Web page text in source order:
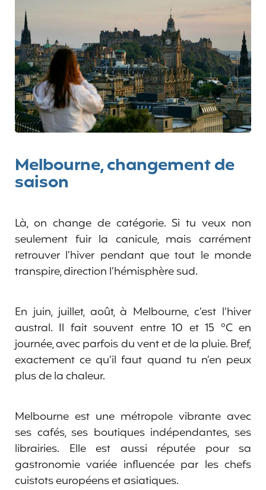
Melbourne, changement de
saison
Là, on change de catégorie. Si tu veux non
seulement fuir la canicule, mais carrément
retrouver l’hiver pendant que tout le monde
transpire, direction l’hémisphère sud.
En juin, juillet, août, à Melbourne, c’est l’hiver
austral. Il fait souvent entre 10 et 15 °C en
journée, avec parfois du vent et de la pluie. Bref,
exactement ce qu’il faut quand tu n’en peux
plus de la chaleur.
Melbourne est une métropole vibrante avec
ses cafés, ses boutiques indépendantes, ses
librairies. Elle est aussi réputée pour sa
gastronomie variée influencée par les chefs
cuistots européens et asiatiques.